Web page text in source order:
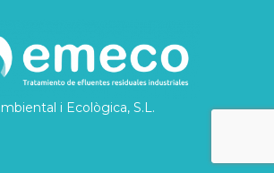
i Ecològica, S.L.